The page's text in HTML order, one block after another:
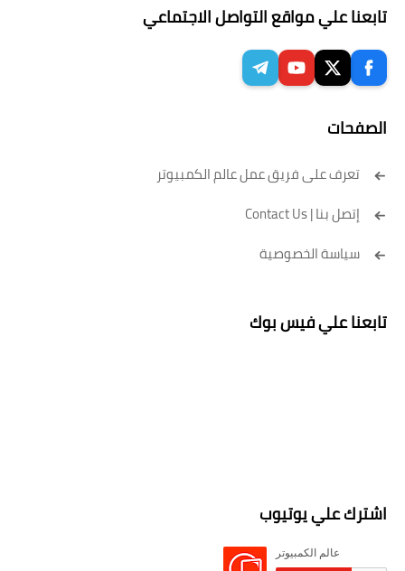
تابعنا علي مواقع التواصل الاجتماعي
الصفحات
تعرف على فريق عمل عالم الكمبيوتر
إتصل بنا | Contact Us
سياسة الخصوصية
تابعنا علي فيس بوك
اشترك علي يوتيوب